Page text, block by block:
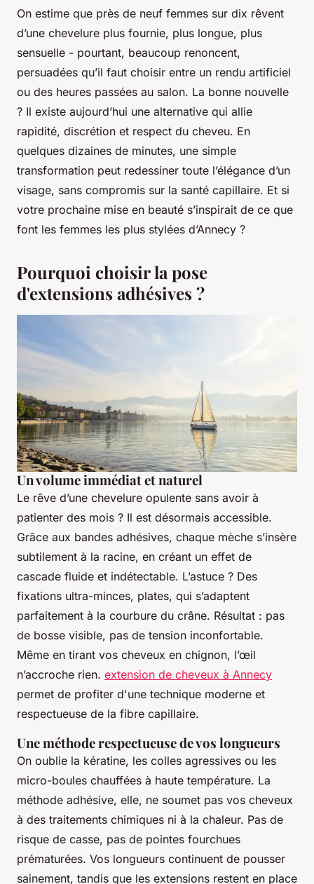
On estime que près de neuf femmes sur dix rêvent
d’une chevelure plus fournie, plus longue, plus
sensuelle - pourtant, beaucoup renoncent,
persuadées qu’il faut choisir entre un rendu artificiel
ou des heures passées au salon. La bonne nouvelle
? Il existe aujourd’hui une alternative qui allie
rapidité, discrétion et respect du cheveu. En
quelques dizaines de minutes, une simple
transformation peut redessiner toute l’élégance d’un
visage, sans compromis sur la santé capillaire. Et si
votre prochaine mise en beauté s’inspirait de ce que
font les femmes les plus stylées d’Annecy ?
Pourquoi choisir la pose
d'extensions adhésives ?
Un volume immédiat et naturel
Le rêve d’une chevelure opulente sans avoir à
patienter des mois ? Il est désormais accessible.
Grâce aux bandes adhésives, chaque mèche s’insère
subtilement à la racine, en créant un effet de
cascade fluide et indétectable. L’astuce ? Des
fixations ultra-minces, plates, qui s’adaptent
parfaitement à la courbure du crâne. Résultat : pas
de bosse visible, pas de tension inconfortable.
Même en tirant vos cheveux en chignon, l’œil
n’accroche rien. extension de cheveux à Annecy
permet de profiter d'une technique moderne et
respectueuse de la fibre capillaire.
Une méthode respectueuse de vos longueurs
On oublie la kératine, les colles agressives ou les
micro-boules chauffées à haute température. La
méthode adhésive, elle, ne soumet pas vos cheveux
à des traitements chimiques ni à la chaleur. Pas de
risque de casse, pas de pointes fourchues
prématurées. Vos longueurs continuent de pousser
sainement, tandis que les extensions restent en place